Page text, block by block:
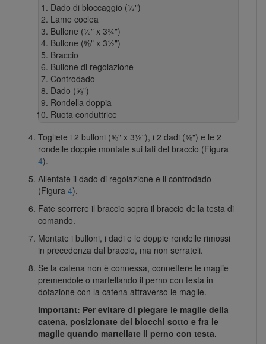
Dado di bloccaggio (½")
Lame coclea
Bullone (½" x 3¾")
Bullone (⅝" x 3½")
Braccio
Bullone di regolazione
Controdado
Dado (⅝")
Rondella doppia
Ruota conduttrice
Togliete i 2 bulloni (⅝" x 3½"), i 2 dadi (⅝") e le 2
rondelle doppie montate sui lati del braccio (Figura
4).
Allentate il dado di regolazione e il controdado
(Figura 4).
Fate scorrere il braccio sopra il braccio della testa di
comando.
Montate i bulloni, i dadi e le doppie rondelle rimossi
in precedenza dal braccio, ma non serrateli.
Se la catena non è connessa, connettere le maglie
premendole o martellando il perno con testa in
dotazione con la catena attraverso le maglie.
Important: Per evitare di piegare le maglie della
catena, posizionate dei blocchi sotto e fra le
maglie quando martellate il perno con testa.